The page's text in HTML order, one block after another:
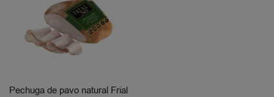
Pechuga de pavo natural Frial